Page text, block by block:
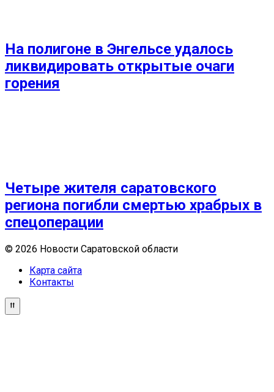
На полигоне в Энгельсе удалось
ликвидировать открытые очаги
горения
Четыре жителя саратовского
региона погибли смертью храбрых в
спецоперации
© 2026 Новости Саратовской области
Карта сайта
Контакты